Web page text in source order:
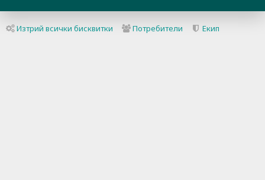
Изтрий всички бисквитки Потребители Екип